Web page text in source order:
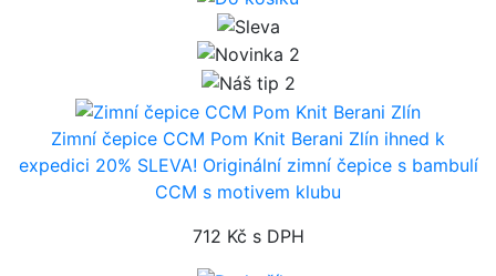
Zimní čepice CCM Pom Knit Berani Zlín ihned k
expedici 20% SLEVA! Originální zimní čepice s bambulí
CCM s motivem klubu
712 Kč s DPH